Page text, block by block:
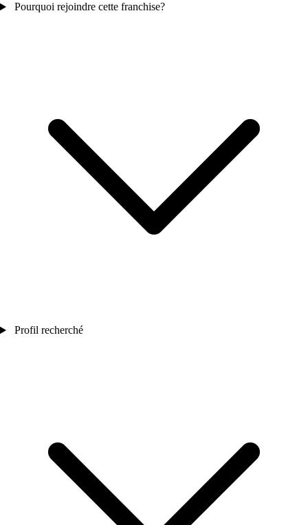
Pourquoi rejoindre cette franchise?
Profil recherché